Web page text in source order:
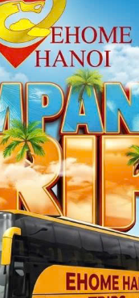
RF 24-
LBM
| Tình
f/4 - 7.1
: f/40
RF
: Full-Frame
Tối Thiểu : 13.1 cm
Học : 13 Elements in 11